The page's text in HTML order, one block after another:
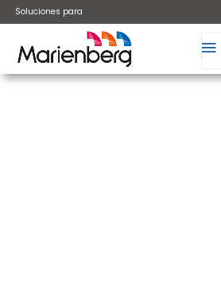
Soluciones para